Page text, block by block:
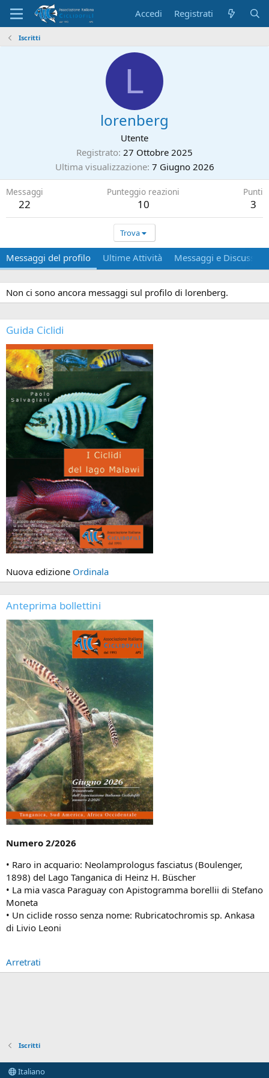
Accedi Registrati
Iscritti
L
lorenberg
Utente
Registrato 27 Ottobre 2025
Ultima visualizzazione 7 Giugno 2026
Messaggi
22
Punteggio reazioni
10
Punti
3
Trova
Messaggi del profilo Ultime Attività Messaggi e
Non ci sono ancora messaggi sul profilo di lorenberg.
Guida Ciclidi
Nuova edizione Ordinala
Anteprima bollettini
Numero 2/2026
• Raro in acquario: Neolamprologus fasciatus (Boulenger,
1898) del Lago Tanganica di Heinz H. Büscher
• La mia vasca Paraguay con Apistogramma borellii di Stefano
Moneta
• Un ciclide rosso senza nome: Rubricatochromis sp. Ankasa
di Livio Leoni
Arretrati
Iscritti
Italiano